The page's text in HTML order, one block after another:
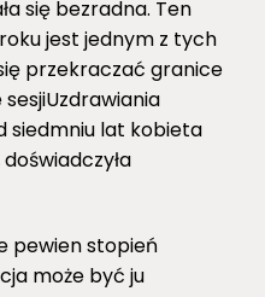
się bezradna. Ten
jest jednym z tych
przekraczać granice
siedmniu lat kobieta
pewien stopień
może być ju